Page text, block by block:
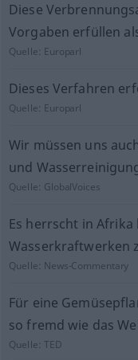
Diese
Vorgaben erfüllen
Quelle: Europarl
Dieses Verfahren
Quelle: Europarl
Wir müssen uns
und
Quelle: GlobalVoices
Es herrscht in
Wasserkraftwerken
Quelle: News-Commentary
Für eine
so fremd wie das
Quelle:TED